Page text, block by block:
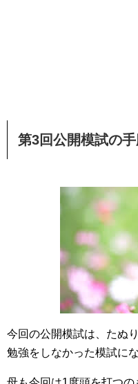
第3回公開模試の
今回の公開模試は、たぬ
勉強をしなかった模試にな